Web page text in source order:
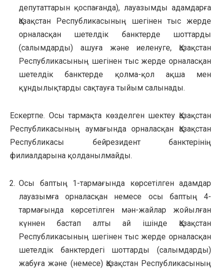
депутаттарын қоспағанда), лауазымды адамдарға
Қазақстан Республикасының шегінен тыс жерде
орналасқан шетелдік банктерде шоттарды
(салымдарды) ашуға және иеленуге, Қазақстан
Республикасының шегінен тыс жерде орналасқан
шетелдік банктерде қолма-қол ақша мен
құндылықтарды сақтауға тыйым салынады.
Ескертпе. Осы тармақта көзделген шектеу Қазақстан
Республикасының аумағында орналасқан Қазақстан
Республикасы бейрезидент банктерінің
филиалдарына қолданылмайды.
Осы баптың 1-тармағында көрсетілген адамдар
лауазымға орналасқан немесе осы баптың 4-
тармағында көрсетілген мән-жайлар жойылған
күннен бастап алты ай ішінде Қазақстан
Республикасының шегінен тыс жерде орналасқан
шетелдік банктердегі шоттарды (салымдарды)
жабуға және (немесе) Қазақстан Республикасының